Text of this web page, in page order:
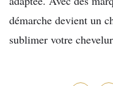
démarche devient un
sublimer votre